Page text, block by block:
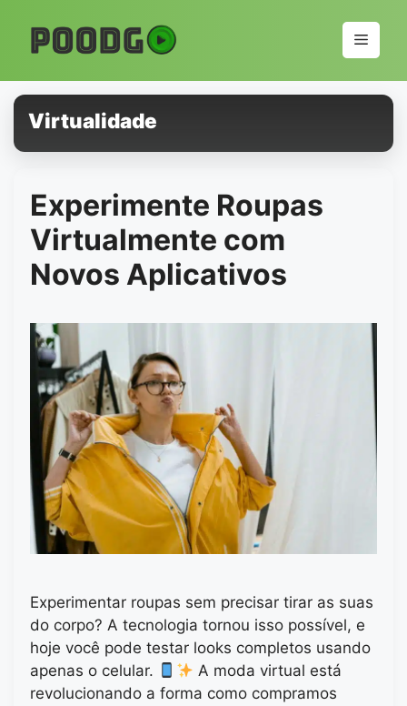
para
conteúdo
Menu
Virtualidade
Experimente Roupas
Virtualmente com
Novos Aplicativos
Experimentar roupas sem precisar tirar as suas
do corpo? A tecnologia tornou isso possível, e
hoje você pode testar looks completos usando
apenas o celular.
A moda virtual está
revolucionando a forma como compramos